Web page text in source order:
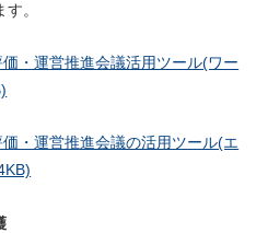
。
・運営推進会議活用ツール(ワー
・運営推進会議の活用ツール(エ